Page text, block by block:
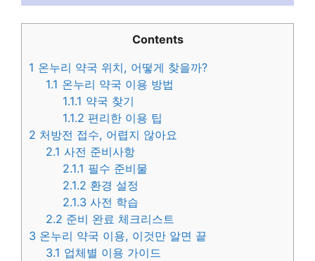
Contents
1 온누리 약국 위치, 어떻게 찾을까?
1.1 온누리 약국 이용 방법
1.1.1 약국 찾기
1.1.2 편리한 이용 팁
2 처방전 접수, 어렵지 않아요
2.1 사전 준비사항
2.1.1 필수 준비물
2.1.2 환경 설정
2.1.3 사전 학습
2.2 준비 완료 체크리스트
3 온누리 약국 이용, 이것만 알면 끝
3.1 업체별 이용 가이드